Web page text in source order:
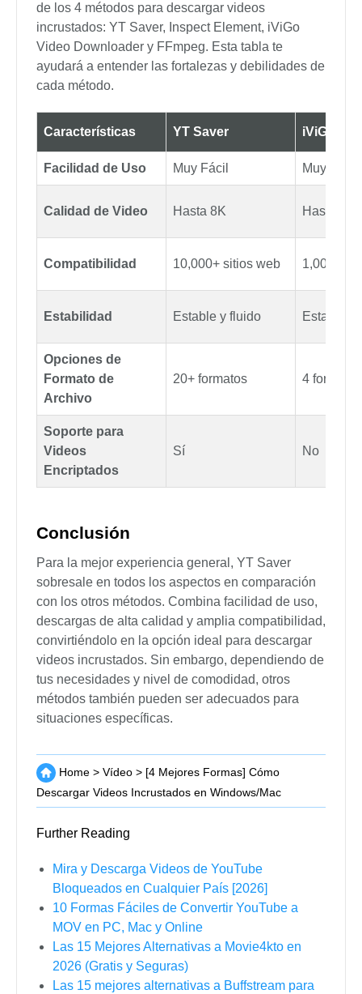
de los 4 métodos para descargar videos
incrustados: YT Saver, Inspect Element, iViGo
Video Downloader y FFmpeg. Esta tabla te
ayudará a entender las fortalezas y debilidades de
cada método.
Características YT Saver iViGo
Facilidad de Uso Muy Fácil Muy Fácil
Calidad de Video Hasta 8K Hasta
Compatibilidad 10,000+ sitios web 1,000+
Estabilidad Estable y fluido Estable
Opciones de
Formato de
Archivo
20+ formatos 4 formatos
Soporte para
Videos
Encriptados
Sí No
Conclusión
Para la mejor experiencia general, YT Saver
sobresale en todos los aspectos en comparación
con los otros métodos. Combina facilidad de uso,
descargas de alta calidad y amplia compatibilidad,
convirtiéndolo en la opción ideal para descargar
videos incrustados. Sin embargo, dependiendo de
tus necesidades y nivel de comodidad, otros
métodos también pueden ser adecuados para
situaciones específicas.
Home > Vídeo > [4 Mejores Formas] Cómo
Descargar Videos Incrustados en Windows/Mac
Further Reading
Mira y Descarga Videos de YouTube
Bloqueados en Cualquier País [2026]
10 Formas Fáciles de Convertir YouTube a
MOV en PC, Mac y Online
Las 15 Mejores Alternativas a Movie4kto en
2026 (Gratis y Seguras)
Las 15 mejores alternativas a Buffstream para